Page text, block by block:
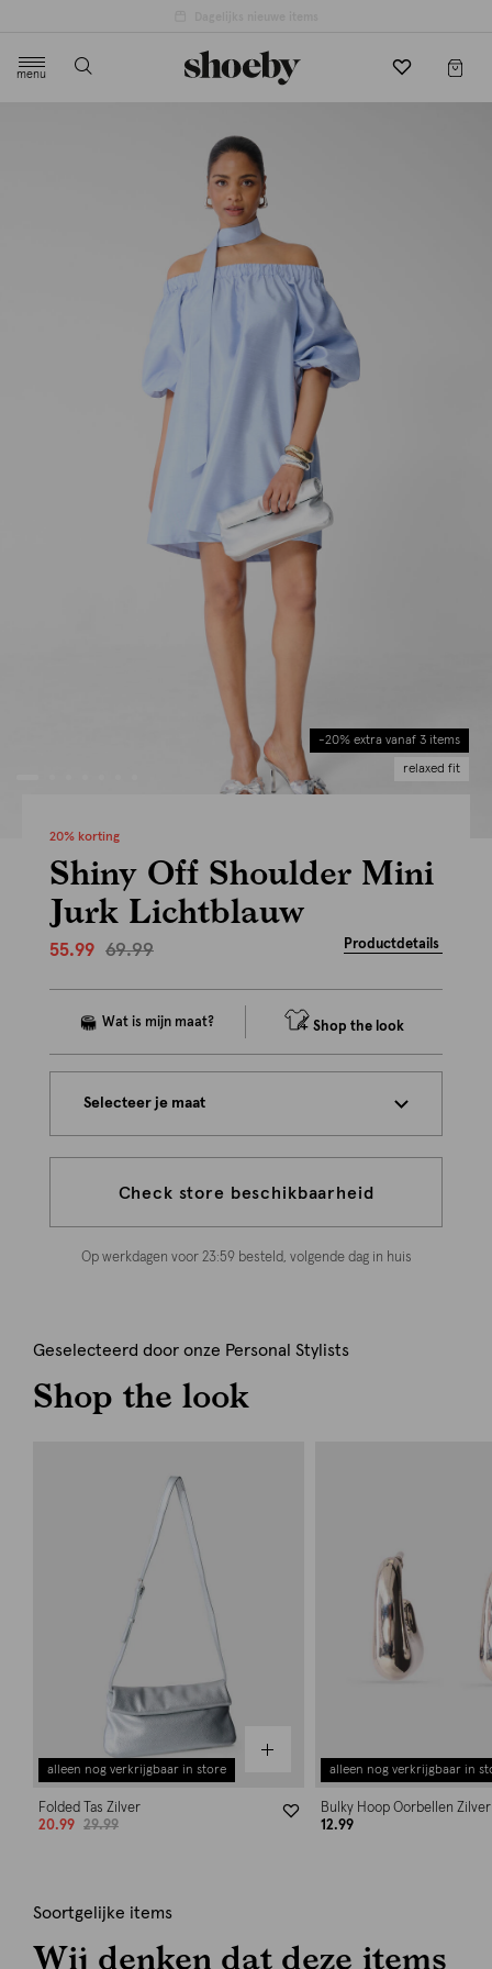
menu
-20% extra vanaf 3 items
relaxed fit
20% korting
Shiny Off Shoulder Mini
Jurk Lichtblauw
55.99 69.99 Productdetails
Shop the look
Selecteer je maat
Check store beschikbaarheid
Op werkdagen voor 23:59 besteld, volgende dag in huis
Geselecteerd door onze Personal Stylists
Shop the look
alleen nog verkrijgbaar in store
Folded Tas Zilver
20.99
29.99
alleen nog verkrijgbaar in
Bulky Hoop Oorbellen Zilver
12.99
Soortgelijke items
Wij denken dat deze items